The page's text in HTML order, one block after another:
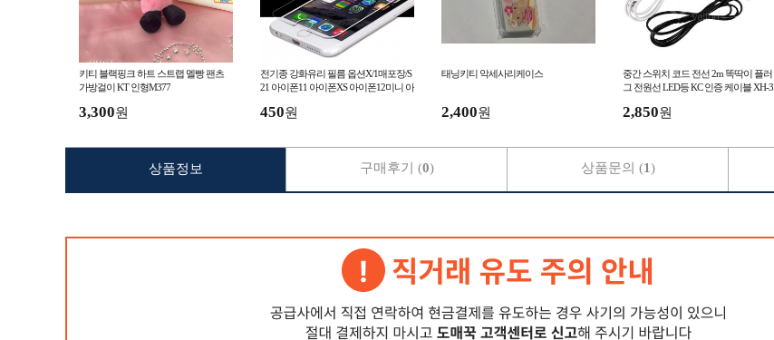
키티 블랙핑크 하트 스트랩 멜빵 팬츠
가방걸이 KT 인형M377
3,300원
전기종 강화유리 필름 옵션X/1매포장/S
21 아이폰11 아이폰XS 아이폰12미니 아
450원
태닝키티 악세사리케이스
2,400원
중간 스위치 코드 전선 2m 똑딱이 플러
그 전원선 LED등 KC 인증 케이블 XH-3
2,850원
상품정보 구매후기 (0) 상품문의 (1)